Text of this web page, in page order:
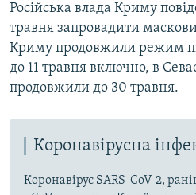
Російська влада Криму
травня запровадити
Криму продовжили режим
до 11 травня включно, в
продовжили до 30 травня.
Коронавірусна
Коронавірус SARS-CoV-2,